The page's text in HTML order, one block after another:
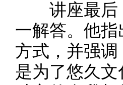
讲座最后，
一解答。他
方式，并强
是为了悠久